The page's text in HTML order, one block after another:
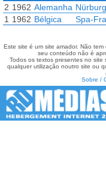
2 1962 Alemanha
1 1962 Bélgica Spa-
Este site é um site amador. Não
seu conteúdo não é
Todos os textos presentes no
qualquer utilização noutro site ou
Sobre /